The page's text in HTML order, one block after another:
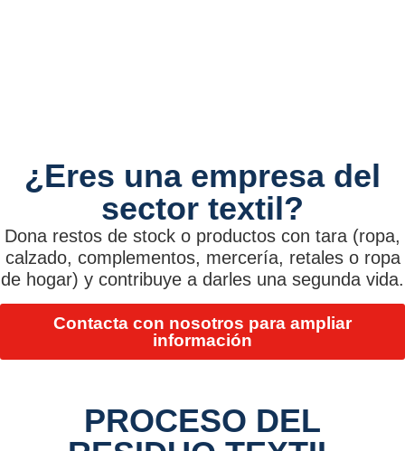
¿Eres una empresa del
sector textil?
Dona restos de stock o productos con tara (ropa,
calzado, complementos, mercería, retales o ropa
de hogar) y contribuye a darles una segunda vida.
Contacta con nosotros para ampliar
información
PROCESO DEL